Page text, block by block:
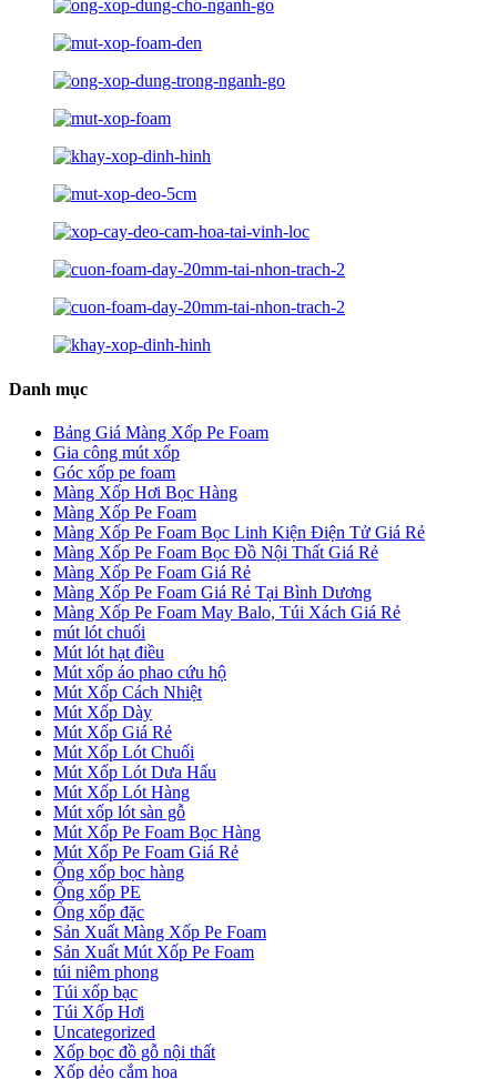
Danh mục
Bảng Giá Màng Xốp Pe Foam
Gia công mút xốp
Góc xốp pe foam
Màng Xốp Hơi Bọc Hàng
Màng Xốp Pe Foam
Màng Xốp Pe Foam Bọc Linh Kiện Điện Tử Giá Rẻ
Màng Xốp Pe Foam Bọc Đồ Nội Thất Giá Rẻ
Màng Xốp Pe Foam Giá Rẻ
Màng Xốp Pe Foam Giá Rẻ Tại Bình Dương
Màng Xốp Pe Foam May Balo, Túi Xách Giá Rẻ
mút lót chuối
Mút lót hạt điều
Mút xốp áo phao cứu hộ
Mút Xốp Cách Nhiệt
Mút Xốp Dày
Mút Xốp Giá Rẻ
Mút Xốp Lót Chuối
Mút Xốp Lót Dưa Hấu
Mút Xốp Lót Hàng
Mút xốp lót sàn gỗ
Mút Xốp Pe Foam Bọc Hàng
Mút Xốp Pe Foam Giá Rẻ
Ống xốp bọc hàng
Ống xốp PE
Ống xốp đặc
Sản Xuất Màng Xốp Pe Foam
Sản Xuất Mút Xốp Pe Foam
túi niêm phong
Túi xốp bạc
Túi Xốp Hơi
Uncategorized
Xốp bọc đồ gỗ nội thất
Xốp dẻo cắm hoa